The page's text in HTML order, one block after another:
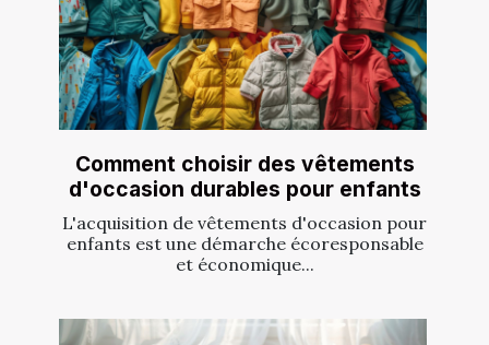
Comment choisir des vêtements
d'occasion durables pour enfants
L'acquisition de vêtements d'occasion pour
enfants est une démarche écoresponsable
et économique...